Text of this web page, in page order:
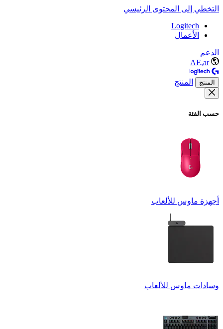
التخطي إلى المحتوى الرئيسي
Logitech
الأعمال
الدعم
AE,ar
المنتج المنتج
حسب الفئة
أجهزة ماوس للألعاب
وسادات ماوس للألعاب